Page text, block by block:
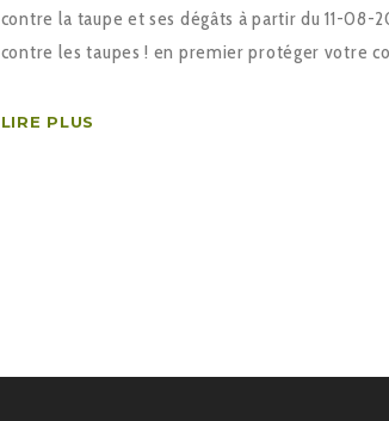
contre la taupe et ses dégâts à partir du 11-08-
contre les taupes ! en premier protéger votre
LIRE PLUS